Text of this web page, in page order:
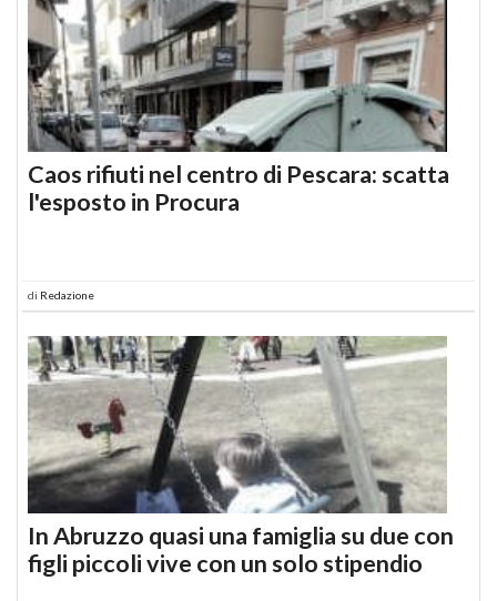
Caos rifiuti nel centro di Pescara: scatta
l'esposto in Procura
di Redazione
In Abruzzo quasi una famiglia su due con
figli piccoli vive con un solo stipendio